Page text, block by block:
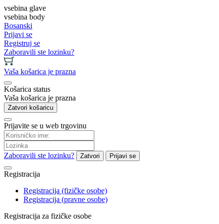
vsebina glave
vsebina body
Bosanski
Prijavi se
Registruj se
Zaboravili ste lozinku?
Vaša košarica je prazna
Košarica status
Vaša košarica je prazna
Zatvori košaricu
Prijavite se u web trgovinu
Zaboravili ste lozinku? Zatvori Prijavi se
Registracija
Registracija (fizičke osobe)
Registracija (pravne osobe)
Registracija za fizičke osobe